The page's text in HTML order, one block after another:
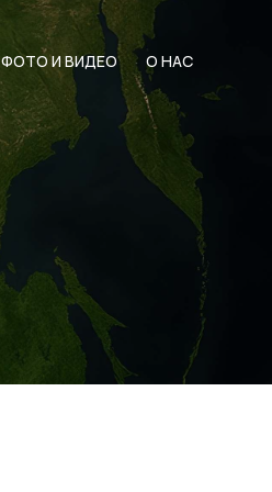
ФОТО И ВИДЕО О НАС